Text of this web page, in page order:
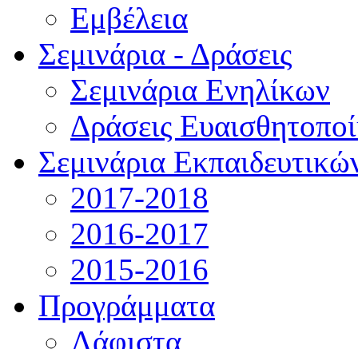
Εμβέλεια
Σεμινάρια - Δράσεις
Σεμινάρια Ενηλίκων
Δράσεις
Σεμινάρια
2017-2018
2016-2017
2015-2016
Προγράμματα
Λάφιστα